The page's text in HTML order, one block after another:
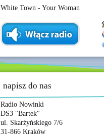
White Town - Your Woman
napisz do nas
Radio Nowinki
DS3 "Bartek"
ul. Skarżyńskiego 7/6
31-866 Kraków